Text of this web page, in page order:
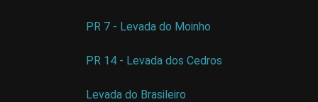
PR 7 - Levada do Moinho
PR 14 - Levada dos Cedros
Levada do Brasileiro